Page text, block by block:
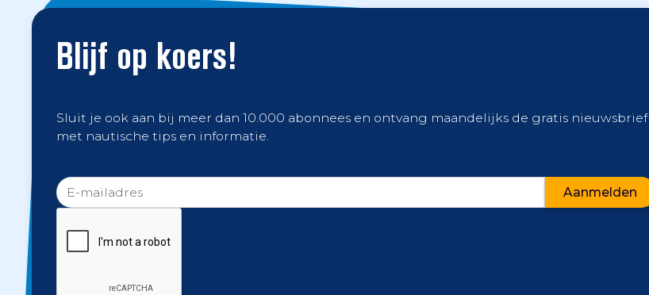
Blijf op koers!
Sluit je ook aan bij meer dan 10.000 abonnees en ontvang maandelijks de gratis nieuwsbrief
met nautische tips en informatie.